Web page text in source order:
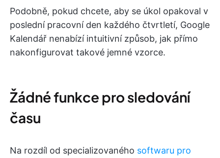
Podobně, pokud chcete, aby se úkol opakoval v
poslední pracovní den každého čtvrtletí, Google
Kalendář nenabízí intuitivní způsob, jak přímo
nakonfigurovat takové jemné vzorce.
Žádné funkce pro sledování
času
Na rozdíl od specializovaného softwaru pro